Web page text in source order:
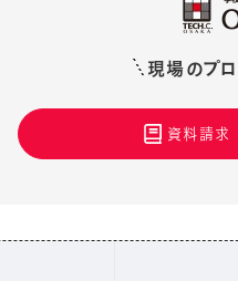
現場のプ
資料請求